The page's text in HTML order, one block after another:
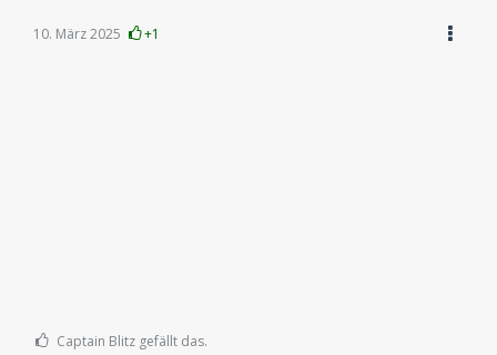
10. März 2025 +1
Captain Blitz gefällt das.